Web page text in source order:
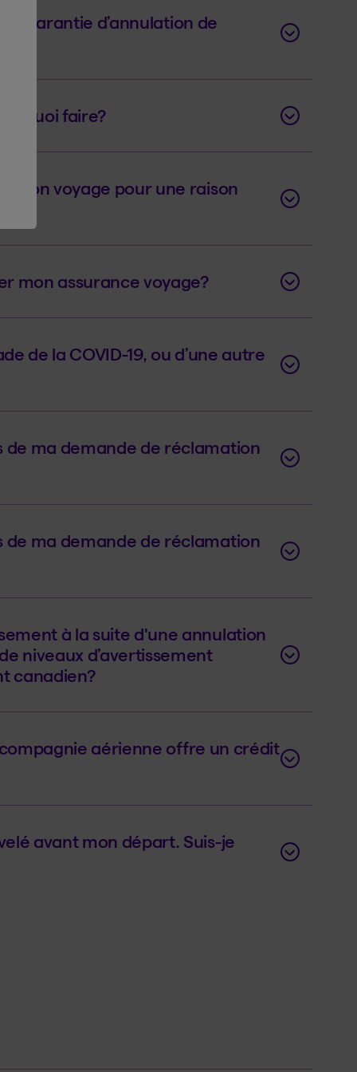
la garantie d’annulation de
Quoi faire?
mon voyage pour une raison
mon assurance voyage?
de la COVID-19, ou d’une autre
ma demande de réclamation
ma demande de réclamation
à la suite d'une annulation
niveaux d’avertissement
canadien?
compagnie aérienne offre un crédit
avant mon départ. Suis-je